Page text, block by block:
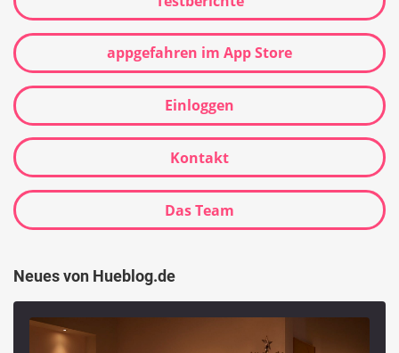
appgefahren im App Store
Einloggen
Kontakt
Das Team
Neues von Hueblog.de